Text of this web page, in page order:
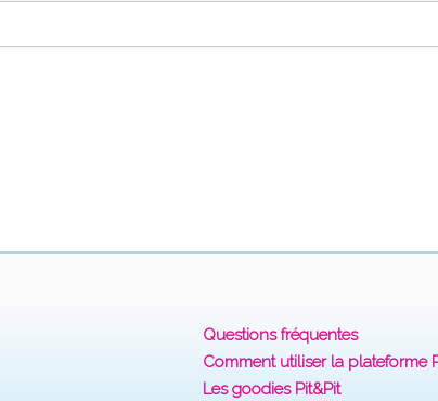
Questions fréquentes
Comment utiliser la plateforme
Les goodies Pit&Pit